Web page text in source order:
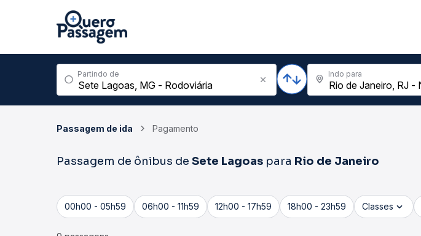
Partindo de Indo para
Passagem de ida Pagamento
Passagem de ônibus de Sete Lagoas para Rio de Janeiro
00h00 - 05h59 06h00 - 11h59 12h00 - 17h59 18h00 - 23h59 Classes